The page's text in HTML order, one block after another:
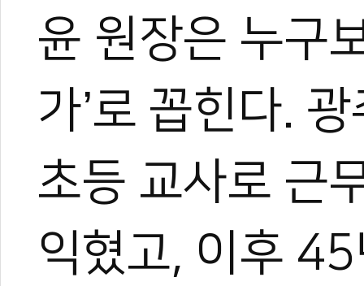
윤 원장은 누구
가’로 꼽힌다.
초등 교사로 근
익혔고, 이후